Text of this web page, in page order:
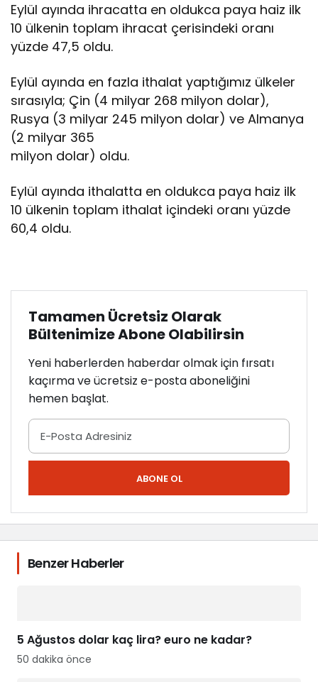
Eylül ayında ihracatta en oldukca paya haiz ilk
10 ülkenin toplam ihracat çerisindeki oranı
yüzde 47,5 oldu.
Eylül ayında en fazla ithalat yaptığımız ülkeler
sırasıyla; Çin (4 milyar 268 milyon dolar),
Rusya (3 milyar 245 milyon dolar) ve Almanya
(2 milyar 365
milyon dolar) oldu.
Eylül ayında ithalatta en oldukca paya haiz ilk
10 ülkenin toplam ithalat içindeki oranı yüzde
60,4 oldu.
Tamamen Ücretsiz Olarak
Bültenimize Abone Olabilirsin
Yeni haberlerden haberdar olmak için fırsatı
kaçırma ve ücretsiz e-posta aboneliğini
hemen başlat.
ABONE OL
Benzer Haberler
5 Ağustos dolar kaç lira? euro ne kadar?
50 dakika önce